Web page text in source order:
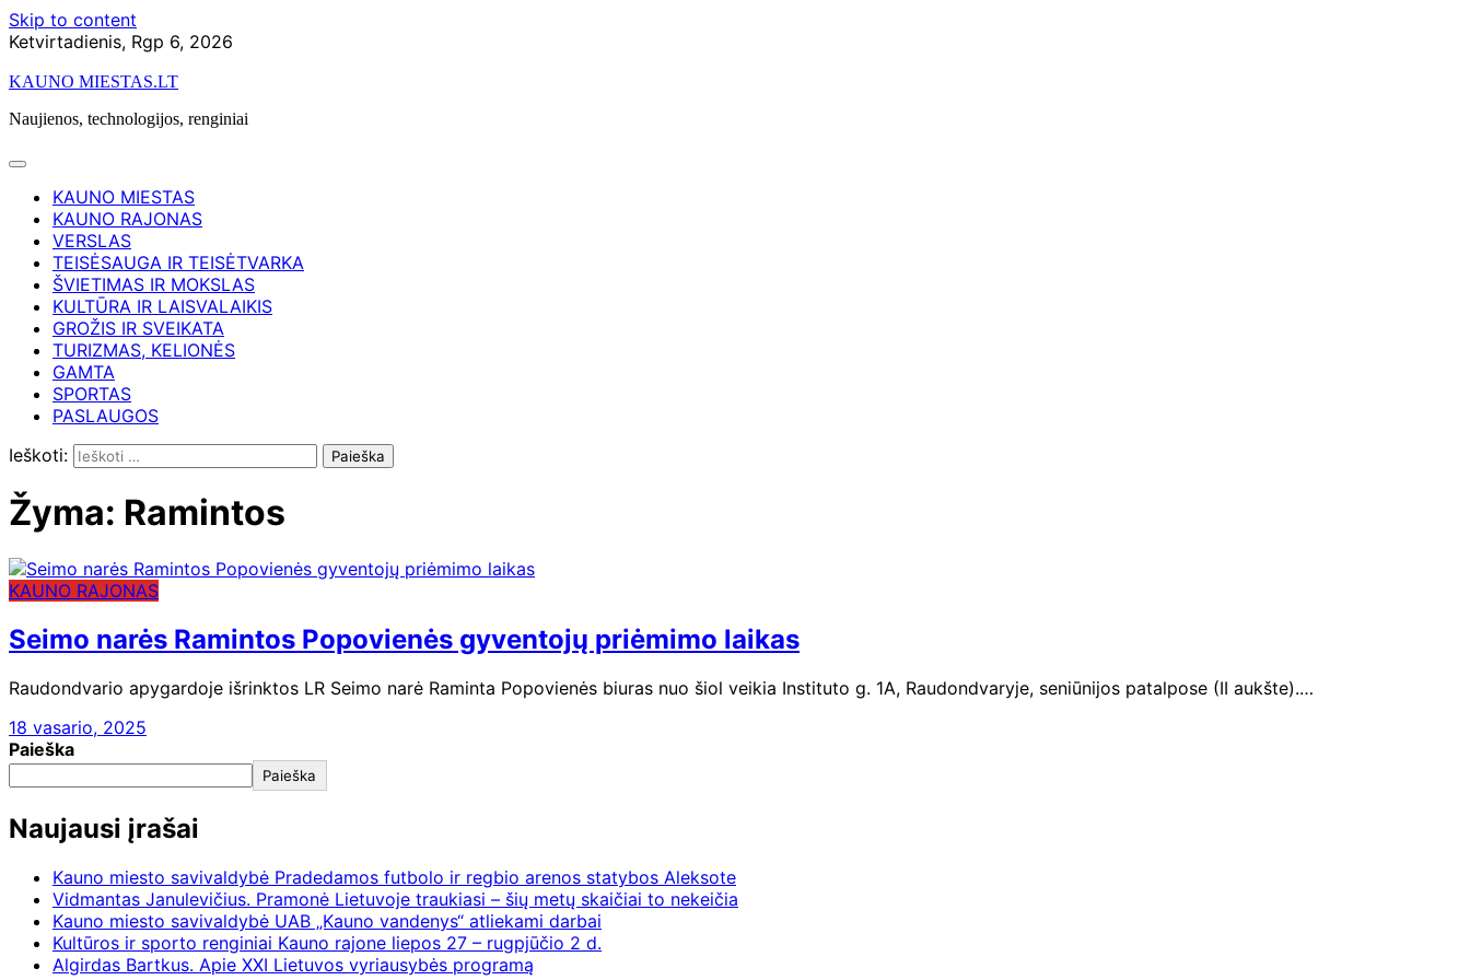
Skip to content
Ketvirtadienis, Rgp 6, 2026
KAUNO MIESTAS.LT
Naujienos, technologijos, renginiai
KAUNO MIESTAS
KAUNO RAJONAS
VERSLAS
TEISĖSAUGA IR TEISĖTVARKA
ŠVIETIMAS IR MOKSLAS
KULTŪRA IR LAISVALAIKIS
GROŽIS IR SVEIKATA
TURIZMAS, KELIONĖS
GAMTA
SPORTAS
PASLAUGOS
Ieškoti:
Žyma: Ramintos
KAUNO RAJONAS
Seimo narės Ramintos Popovienės gyventojų priėmimo laikas
Raudondvario apygardoje išrinktos LR Seimo narė Raminta Popovienės biuras nuo šiol veikia Instituto g. 1A, Raudondvaryje, seniūnijos patalpose (II aukšte).…
18 vasario, 2025
Paieška
Paieška
Naujausi įrašai
Kauno miesto savivaldybė Pradedamos futbolo ir regbio arenos statybos Aleksote
Vidmantas Janulevičius. Pramonė Lietuvoje traukiasi – šių metų skaičiai to nekeičia
Kauno miesto savivaldybė UAB „Kauno vandenys“ atliekami darbai
Kultūros ir sporto renginiai Kauno rajone liepos 27 – rugpjūčio 2 d.
Algirdas Bartkus. Apie XXI Lietuvos vyriausybės programą